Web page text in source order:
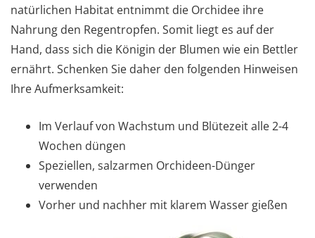
natürlichen Habitat entnimmt die Orchidee ihre
Nahrung den Regentropfen. Somit liegt es auf der
Hand, dass sich die Königin der Blumen wie ein Bettler
ernährt. Schenken Sie daher den folgenden Hinweisen
Ihre Aufmerksamkeit:
Im Verlauf von Wachstum und Blütezeit alle 2-4
Wochen düngen
Speziellen, salzarmen Orchideen-Dünger
verwenden
Vorher und nachher mit klarem Wasser gießen